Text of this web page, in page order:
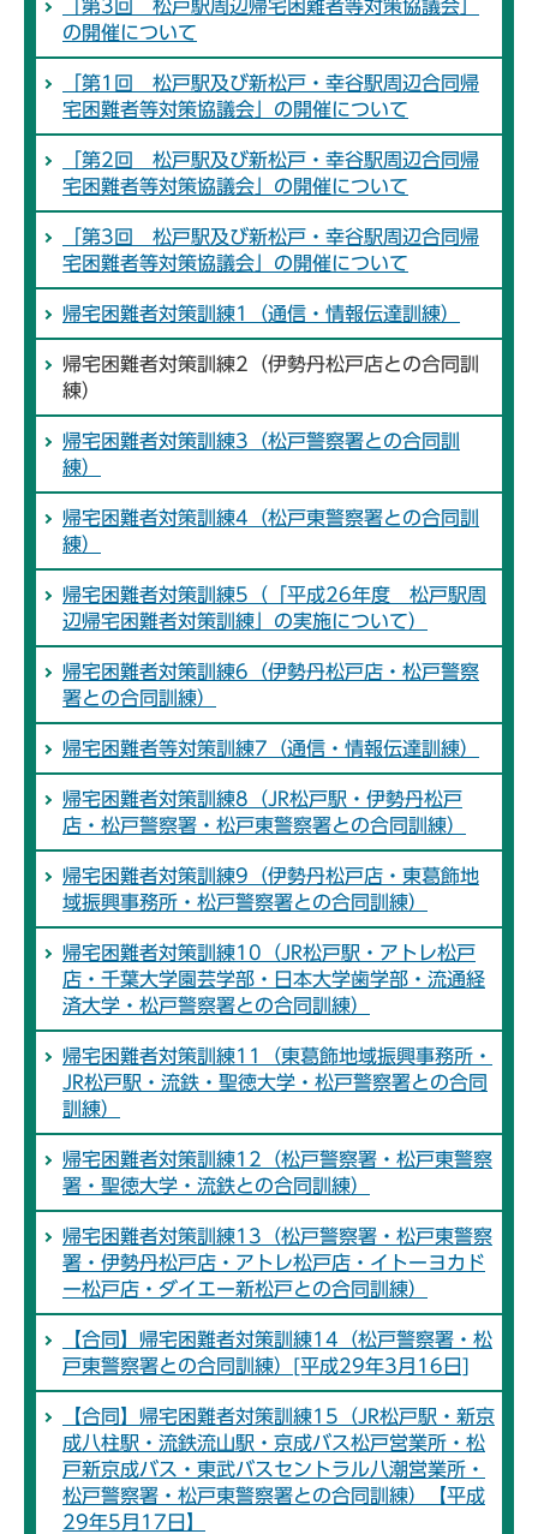
「第3回 松戸駅周辺帰宅困難者等対策協議会」
の開催について
「第1回 松戸駅及び新松戸・幸谷駅周辺合同帰
宅困難者等対策協議会」の開催について
「第2回 松戸駅及び新松戸・幸谷駅周辺合同帰
宅困難者等対策協議会」の開催について
「第3回 松戸駅及び新松戸・幸谷駅周辺合同帰
宅困難者等対策協議会」の開催について
帰宅困難者対策訓練1（通信・情報伝達訓練）
帰宅困難者対策訓練2（伊勢丹松戸店との合同訓
練）
帰宅困難者対策訓練3（松戸警察署との合同訓
練）
帰宅困難者対策訓練4（松戸東警察署との合同訓
練）
帰宅困難者対策訓練5（「平成26年度 松戸駅周
辺帰宅困難者対策訓練」の実施について）
帰宅困難者対策訓練6（伊勢丹松戸店・松戸警察
署との合同訓練）
帰宅困難者等対策訓練7（通信・情報伝達訓練）
帰宅困難者対策訓練8（JR松戸駅・伊勢丹松戸
店・松戸警察署・松戸東警察署との合同訓練）
帰宅困難者対策訓練9（伊勢丹松戸店・東葛飾地
域振興事務所・松戸警察署との合同訓練）
帰宅困難者対策訓練10（JR松戸駅・アトレ松戸
店・千葉大学園芸学部・日本大学歯学部・流通経
済大学・松戸警察署との合同訓練）
帰宅困難者対策訓練11（東葛飾地域振興事務所・
JR松戸駅・流鉄・聖徳大学・松戸警察署との合同
訓練）
帰宅困難者対策訓練12（松戸警察署・松戸東警察
署・聖徳大学・流鉄との合同訓練）
帰宅困難者対策訓練13（松戸警察署・松戸東警察
署・伊勢丹松戸店・アトレ松戸店・イトーヨカド
ー松戸店・ダイエー新松戸との合同訓練）
【合同】帰宅困難者対策訓練14（松戸警察署・松
戸東警察署との合同訓練）[平成29年3月16日]
【合同】帰宅困難者対策訓練15（JR松戸駅・新京
成八柱駅・流鉄流山駅・京成バス松戸営業所・松
戸新京成バス・東武バスセントラル八潮営業所・
松戸警察署・松戸東警察署との合同訓練）【平成
29年5月17日】